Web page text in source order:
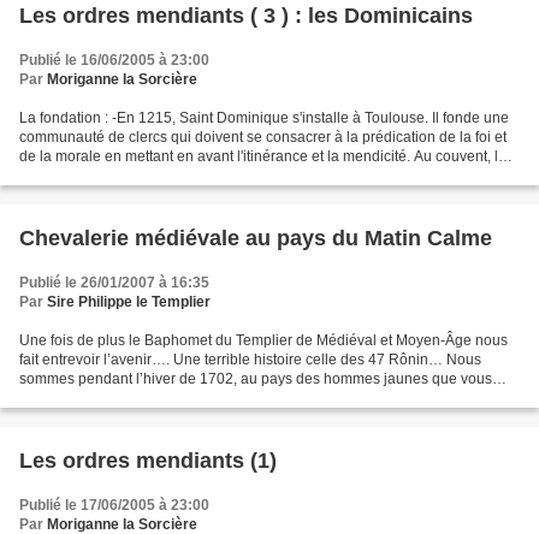
Les ordres mendiants ( 3 ) : les Dominicains
Publié le 16/06/2005 à 23:00
Par Moriganne la Sorcière
La fondation : -En 1215, Saint Dominique s'installe à Toulouse. Il fonde une
communauté de clercs qui doivent se consacrer à la prédication de la foi et
de la morale en mettant en avant l'itinérance et la mendicité. Au couvent, les
Chevalerie médiévale au pays du Matin Calme
Publié le 26/01/2007 à 16:35
Par Sire Philippe le Templier
Une fois de plus le Baphomet du Templier de Médiéval et Moyen-Âge nous
fait entrevoir l’avenir…. Une terrible histoire celle des 47 Rônin… Nous
sommes pendant l’hiver de 1702, au pays des hommes jaunes que vous
Les ordres mendiants (1)
Publié le 17/06/2005 à 23:00
Par Moriganne la Sorcière